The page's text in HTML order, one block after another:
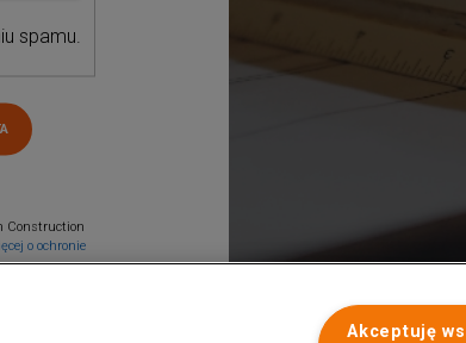
spamu.
Construction
o ochronie
Akceptuję